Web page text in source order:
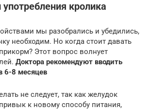
кролика
мы разобрались и убедились,
необходим. Но когда стоит давать
Этот вопрос волнует
Доктора рекомендуют вводить
6-8 месяцев
не следует, так как желудок
к новому способу питания,